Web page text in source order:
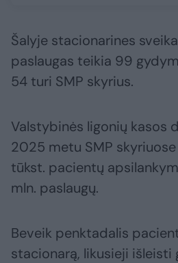
Šalyje stacionarines
paslaugas teikia 99
54 turi SMP skyrius.
Valstybinės ligonių kasos
2025 metu SMP
tūkst. pacientų
mln. paslaugų.
Beveik penktadalis
stacionarą, likusieji išleisti